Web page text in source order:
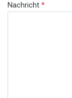
Nachricht *